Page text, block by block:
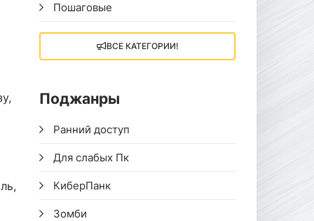
Пошаговые
ВСЕ КАТЕГОРИИ!
Поджанры
Ранний доступ
Для слабых Пк
КиберПанк
Зомби